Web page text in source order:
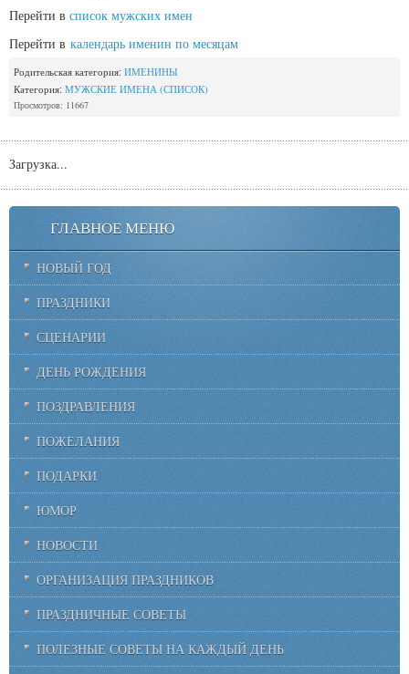
Перейти в список мужских имен
Перейти в календарь именин по месяцам
Родительская категория: ИМЕНИНЫ
Категория: МУЖСКИЕ ИМЕНА (СПИСОК)
Просмотров: 11667
Загрузка...
ГЛАВНОЕ МЕНЮ
НОВЫЙ ГОД
ПРАЗДНИКИ
СЦЕНАРИИ
ДЕНЬ РОЖДЕНИЯ
ПОЗДРАВЛЕНИЯ
ПОЖЕЛАНИЯ
ПОДАРКИ
ЮМОР
НОВОСТИ
ОРГАНИЗАЦИЯ ПРАЗДНИКОВ
ПРАЗДНИЧНЫЕ СОВЕТЫ
ПОЛЕЗНЫЕ СОВЕТЫ НА КАЖДЫЙ ДЕНЬ